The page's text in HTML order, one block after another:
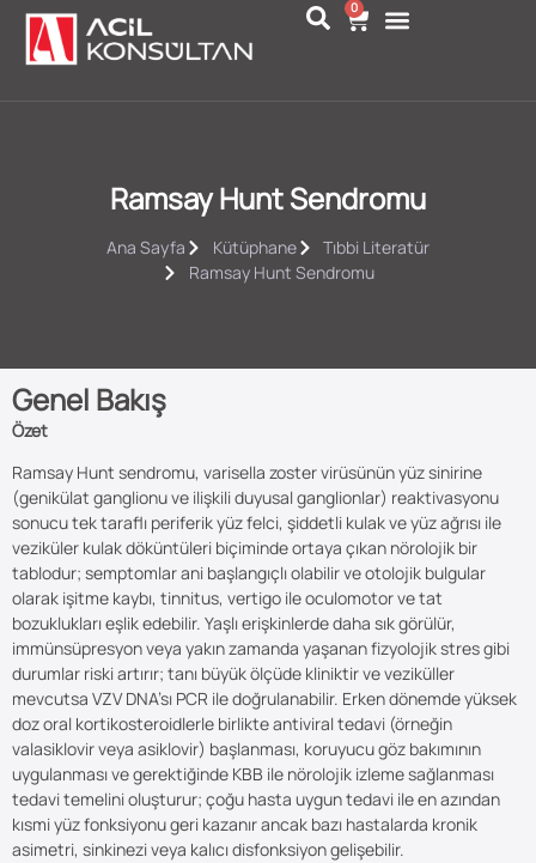
0
Ramsay Hunt Sendromu
Ana Sayfa Kütüphane
Tıbbi Literatür
Ramsay Hunt Sendromu
Genel Bakış
Özet
Ramsay Hunt sendromu, varisella zoster virüsünün yüz sinirine
(genikülat ganglionu ve ilişkili duyusal ganglionlar) reaktivasyonu
sonucu tek taraflı periferik yüz felci, şiddetli kulak ve yüz ağrısı ile
veziküler kulak döküntüleri biçiminde ortaya çıkan nörolojik bir
tablodur; semptomlar ani başlangıçlı olabilir ve otolojik bulgular
olarak işitme kaybı, tinnitus, vertigo ile oculomotor ve tat
bozuklukları eşlik edebilir. Yaşlı erişkinlerde daha sık görülür,
immünsüpresyon veya yakın zamanda yaşanan fizyolojik stres gibi
durumlar riski artırır; tanı büyük ölçüde kliniktir ve veziküller
mevcutsa VZV DNA’sı PCR ile doğrulanabilir. Erken dönemde yüksek
doz oral kortikosteroidlerle birlikte antiviral tedavi (örneğin
valasiklovir veya asiklovir) başlanması, koruyucu göz bakımının
uygulanması ve gerektiğinde KBB ile nörolojik izleme sağlanması
tedavi temelini oluşturur; çoğu hasta uygun tedavi ile en azından
kısmi yüz fonksiyonu geri kazanır ancak bazı hastalarda kronik
asimetri, sinkinezi veya kalıcı disfonksiyon gelişebilir.